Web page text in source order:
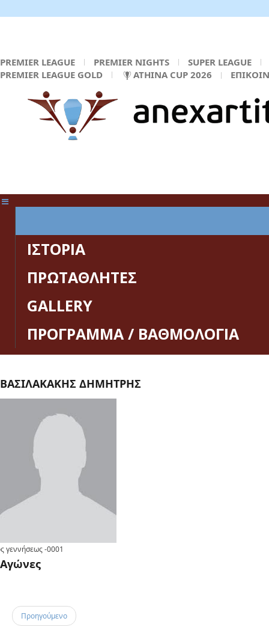
PREMIER LEAGUE PREMIER NIGHTS
SUPER LEAGUE
PREMIER LEAGUE GOLD
ATHINA CUP 2026
ΙΣΤΟΡΙΑ
ΠΡΩΤΑΘΛΗΤΕΣ
GALLERY
ΠΡΟΓΡΑΜΜΑ / ΒΑΘΜΟΛΟΓΙΑ
ΒΑΣΙΛΑΚΑΚΗΣ ΔΗΜΗΤΡΗΣ
γεννήσεως-0001
Αγώνες
Προηγούμενο